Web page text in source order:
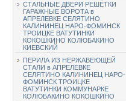
СТАЛЬНЫЕ ДВЕРИ РЕШЁТКИ
ГАРАЖНЫЕ ВОРОТА в
АПРЕЛЕВКЕ СЕЛЯТИНО
КАЛИНИНЕЦ НАРО-ФОМИНСК
ТРОИЦКЕ ВАТУТИНКИ
КОКОШКИНО КОЛЮБАКИНО
КИЕВСКИЙ
ПЕРИЛА ИЗ НЕРЖАВЕЮЩЕЙ
СТАЛИ в АПРЕЛЕВКЕ
СЕЛЯТИНО КАЛИНИНЕЦ НАРО-
ФОМИНСК ТРОИЦКЕ
ВАТУТИНКИ КОММУНАРКЕ
КОЛЮБАКИНО КОКОШКИНО